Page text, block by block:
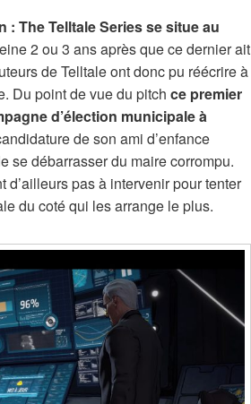
: The Telltale Series se situe au
2 ou 3 ans après que ce dernier ait
de Telltale ont donc pu réécrire à
Du point de vue du pitch ce premier
d’élection municipale à
de son ami d’enfance
se débarrasser du maire corrompu.
d’ailleurs pas à intervenir pour tenter
du coté qui les arrange le plus.